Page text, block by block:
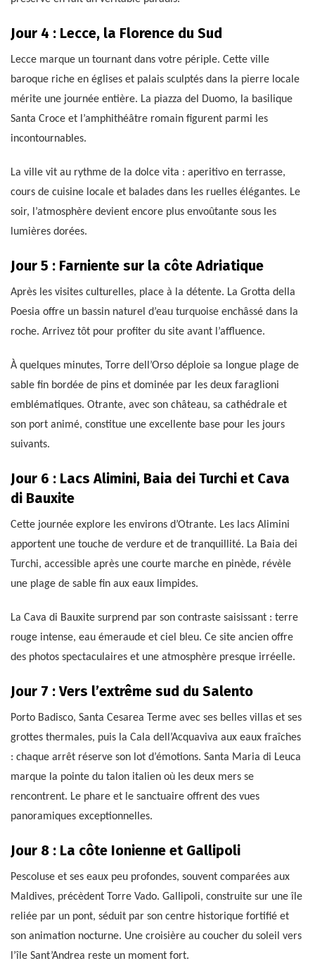
Jour 4 : Lecce, la Florence du Sud
Lecce marque un tournant dans votre périple. Cette ville
baroque riche en églises et palais sculptés dans la pierre locale
mérite une journée entière. La piazza del Duomo, la basilique
Santa Croce et l’amphithéâtre romain figurent parmi les
incontournables.
La ville vit au rythme de la dolce vita : aperitivo en terrasse,
cours de cuisine locale et balades dans les ruelles élégantes. Le
soir, l’atmosphère devient encore plus envoûtante sous les
lumières dorées.
Jour 5 : Farniente sur la côte Adriatique
Après les visites culturelles, place à la détente. La Grotta della
Poesia offre un bassin naturel d’eau turquoise enchâssé dans la
roche. Arrivez tôt pour profiter du site avant l’affluence.
À quelques minutes, Torre dell’Orso déploie sa longue plage de
sable fin bordée de pins et dominée par les deux faraglioni
emblématiques. Otrante, avec son château, sa cathédrale et
son port animé, constitue une excellente base pour les jours
suivants.
Jour 6 : Lacs Alimini, Baia dei Turchi et Cava
di Bauxite
Cette journée explore les environs d’Otrante. Les lacs Alimini
apportent une touche de verdure et de tranquillité. La Baia dei
Turchi, accessible après une courte marche en pinède, révèle
une plage de sable fin aux eaux limpides.
La Cava di Bauxite surprend par son contraste saisissant : terre
rouge intense, eau émeraude et ciel bleu. Ce site ancien offre
des photos spectaculaires et une atmosphère presque irréelle.
Jour 7 : Vers l’extrême sud du Salento
Porto Badisco, Santa Cesarea Terme avec ses belles villas et ses
grottes thermales, puis la Cala dell’Acquaviva aux eaux fraîches
: chaque arrêt réserve son lot d’émotions. Santa Maria di Leuca
marque la pointe du talon italien où les deux mers se
rencontrent. Le phare et le sanctuaire offrent des vues
panoramiques exceptionnelles.
Jour 8 : La côte Ionienne et Gallipoli
Pescoluse et ses eaux peu profondes, souvent comparées aux
Maldives, précèdent Torre Vado. Gallipoli, construite sur une île
reliée par un pont, séduit par son centre historique fortifié et
son animation nocturne. Une croisière au coucher du soleil vers
l’île Sant’Andrea reste un moment fort.